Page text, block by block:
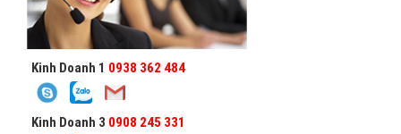
Kinh Doanh 1 0938 362 484
Kinh Doanh 3 0908 245 331